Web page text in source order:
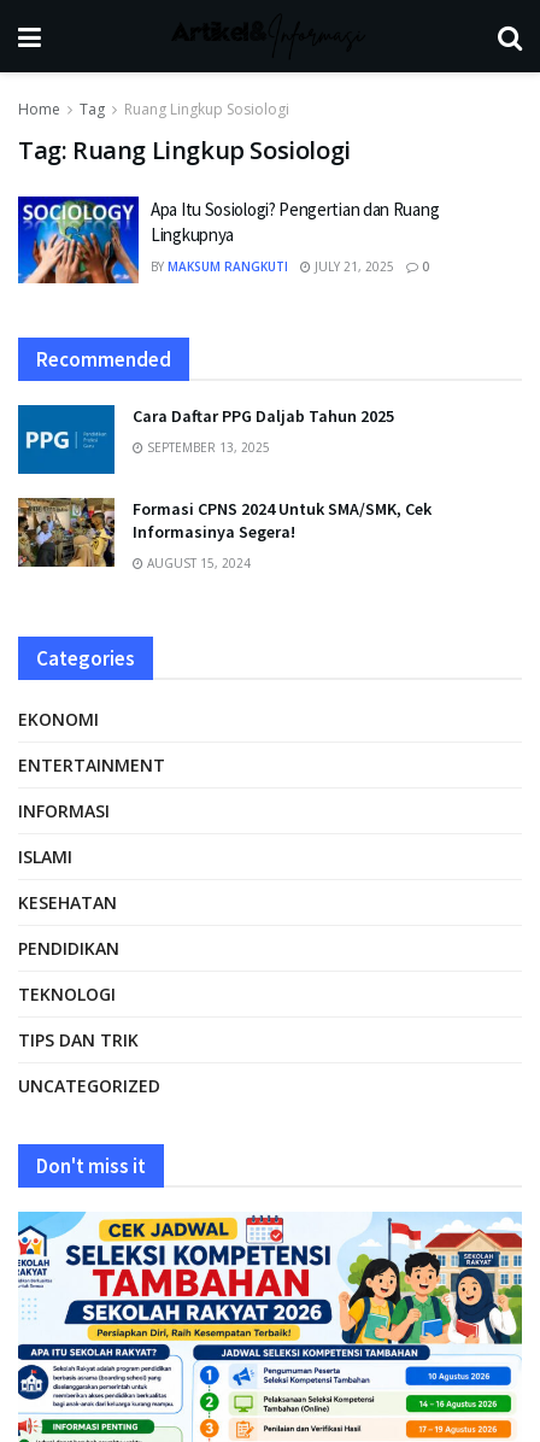
Home Tag Ruang Lingkup Sosiologi
Tag: Ruang Lingkup Sosiologi
Apa Itu Sosiologi? Pengertian dan Ruang
Lingkupnya
BY MAKSUM RANGKUTI JULY 21, 2025 0
Recommended
Cara Daftar PPG Daljab Tahun 2025
SEPTEMBER 13, 2025
Formasi CPNS 2024 Untuk SMA/SMK, Cek
Informasinya Segera!
AUGUST 15, 2024
Categories
EKONOMI
ENTERTAINMENT
INFORMASI
ISLAMI
KESEHATAN
PENDIDIKAN
TEKNOLOGI
TIPS DAN TRIK
UNCATEGORIZED
Don't miss it